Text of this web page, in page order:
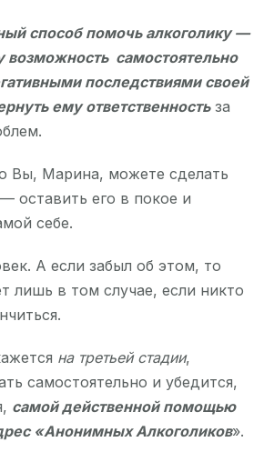
способ помочь алкоголику —
возможность самостоятельно
последствиями своей
ему ответственностьза
Вы, Марина, можете сделать
оставить его в покое и
себе.
А если забыл об этом, то
лишь в том случае, если никто
на третьей стадии,
самостоятельно и убедится,
самой действенной помощью
«Анонимных Алкоголиков».